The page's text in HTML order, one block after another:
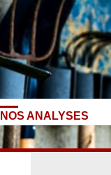
NOS ANALYSES